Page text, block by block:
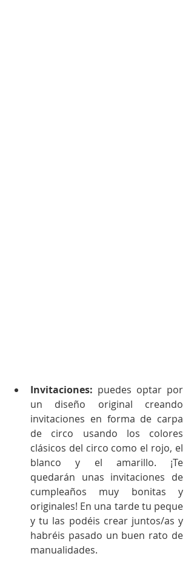
Invitaciones: puedes optar por
un diseño original creando
invitaciones en forma de carpa
de circo usando los colores
clásicos del circo como el rojo, el
blanco y el amarillo. ¡Te
quedarán unas invitaciones de
cumpleaños muy bonitas y
originales! En una tarde tu peque
y tu las podéis crear juntos/as y
habréis pasado un buen rato de
manualidades.